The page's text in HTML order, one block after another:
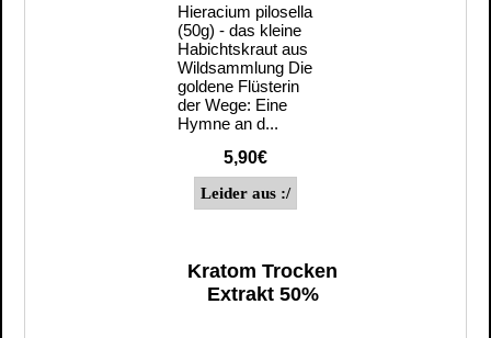
Hieracium pilosella
(50g) - das kleine
Habichtskraut aus
Wildsammlung Die
goldene Flüsterin
der Wege: Eine
Hymne an d...
5,90€
Kratom Trocken
Extrakt 50%